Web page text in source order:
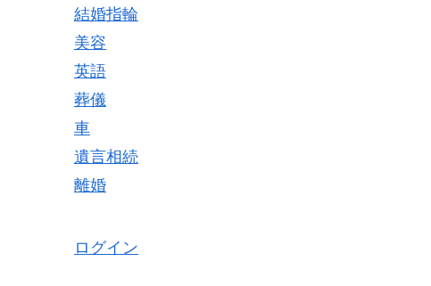
結婚指輪
美容
英語
葬儀
車
遺言相続
離婚
ログイン